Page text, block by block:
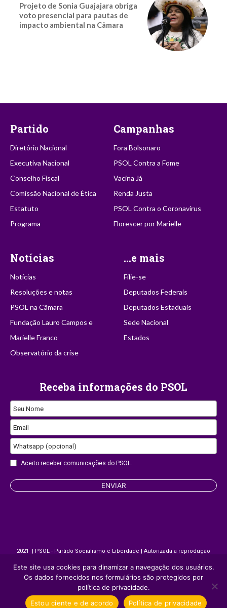
Projeto de Sonia Guajajara obriga
voto presencial para pautas de
impacto ambiental na Câmara
Partido
Diretório Nacional
Executiva Nacional
Conselho Fiscal
Comissão Nacional de Ética
Estatuto
Programa
Campanhas
Fora Bolsonaro
PSOL Contra a Fome
Vacina Já
Renda Justa
PSOL Contra o Coronavírus
Florescer por Marielle
Notícias
Notícias
Resoluções e notas
PSOL na Câmara
Fundação Lauro Campos e
Marielle Franco
Observatório da crise
...e mais
Filie-se
Deputados Federais
Deputados Estaduais
Sede Nacional
Estados
Receba informações do PSOL
Seu Nome
Email
Whatsapp (opcional)
YourAceito receber comunicações do PSOL.
ENVIAR
2021 | PSOL - Partido Socialismo e Liberdade | Autorizada a reprodução
Site desenvolvido porAppmobi
Este site usa cookies para dinamizar a navegação dos usuários.
Os dados fornecidos nos formulários são protegidos por
política de privacidade.
Estou ciente e de acordo
Política de privacidade